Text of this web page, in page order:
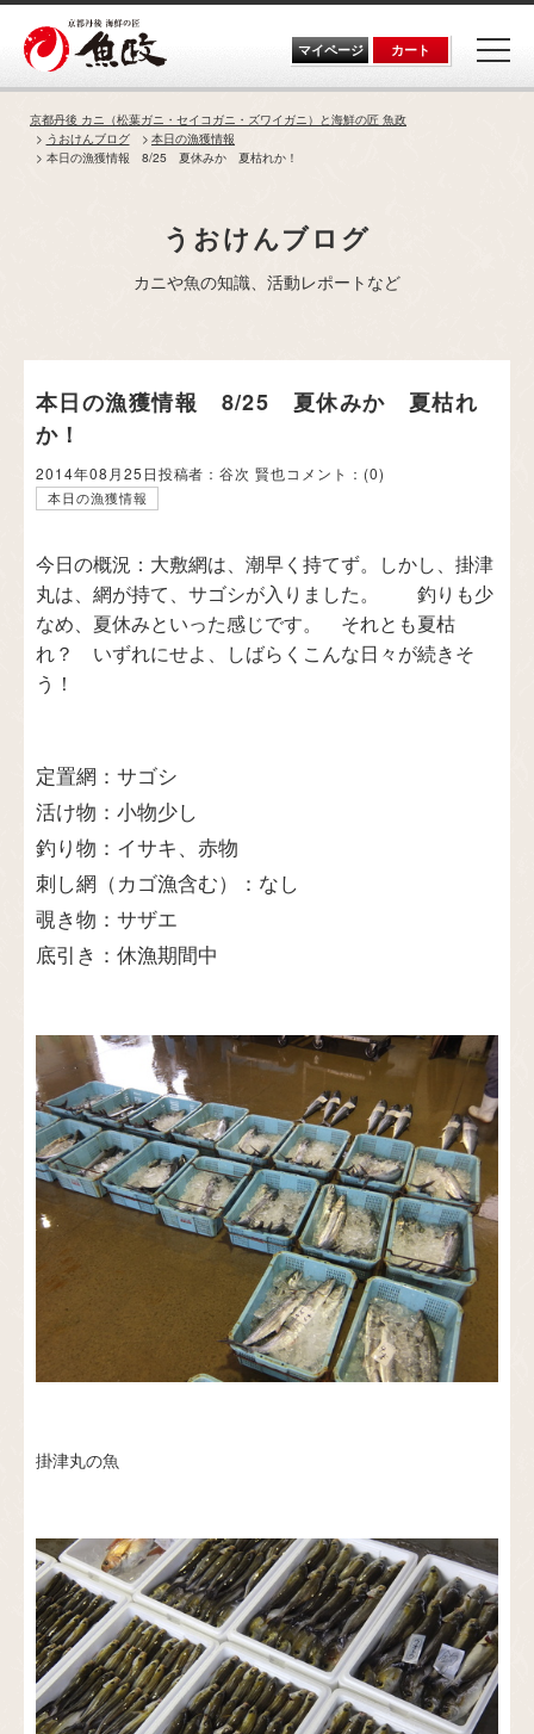
Skip
content
マイページ カート
京都丹後 カニ（松葉ガニ・セイコガニ・ズワイガニ）と海鮮の匠 魚政
うおけんブログ
本日の漁獲情報
本日の漁獲情報 8/25 夏休みか 夏枯れか！
うおけんブログ
カニや魚の知識、活動レポートなど
本日の漁獲情報 8/25 夏休みか 夏枯れ
か！
2014年08月25日投稿者：谷次 賢也コメント： (0)
本日の漁獲情報
今日の概況：大敷網は、潮早く持てず。しかし、掛津
丸は、網が持て、サゴシが入りました。 釣りも少
なめ、夏休みといった感じです。 それとも夏枯
れ？ いずれにせよ、しばらくこんな日々が続きそ
う！
定置網：サゴシ
活け物：小物少し
釣り物：イサキ、赤物
刺し網（カゴ漁含む）：なし
覗き物：サザエ
底引き：休漁期間中
掛津丸の魚